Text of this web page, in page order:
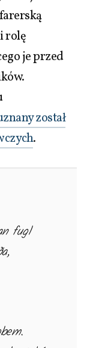
rolę
je przed
został
.
fugl